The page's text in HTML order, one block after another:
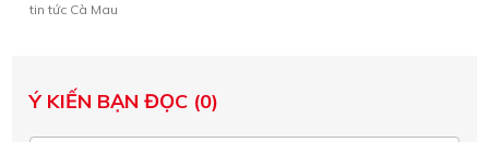
tin tức Cà Mau
Ý KIẾN BẠN ĐỌC (0)